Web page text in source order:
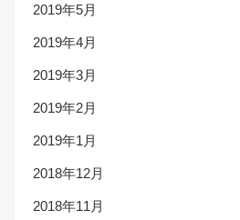
2019年5月
2019年4月
2019年3月
2019年2月
2019年1月
2018年12月
2018年11月